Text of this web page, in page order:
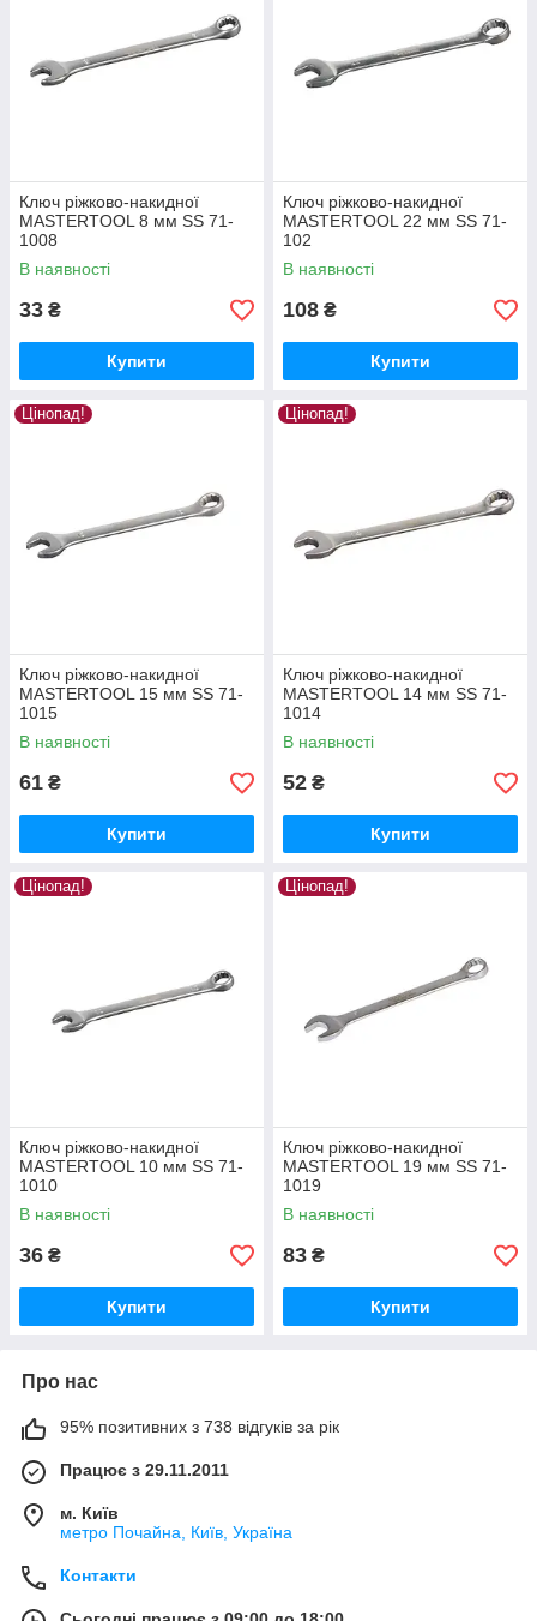
Ключ ріжково-накидної
MASTERTOOL 8 мм SS 71-
1008
В наявності
33 ₴
Купити
Ключ ріжково-накидної
MASTERTOOL 22 мм SS 71-
102
В наявності
108 ₴
Купити
Цінопад!
Ключ ріжково-накидної
MASTERTOOL 15 мм SS 71-
1015
В наявності
61 ₴
Купити
Цінопад!
Ключ ріжково-накидної
MASTERTOOL 14 мм SS 71-
1014
В наявності
52 ₴
Купити
Цінопад!
Ключ ріжково-накидної
MASTERTOOL 10 мм SS 71-
1010
В наявності
36 ₴
Купити
Цінопад!
Ключ ріжково-накидної
MASTERTOOL 19 мм SS 71-
1019
В наявності
83 ₴
Купити
Про нас
95% позитивних з 738 відгуків за рік
Працює з 29.11.2011
м. Київ
метро Почайна, Київ, Україна
Контакти